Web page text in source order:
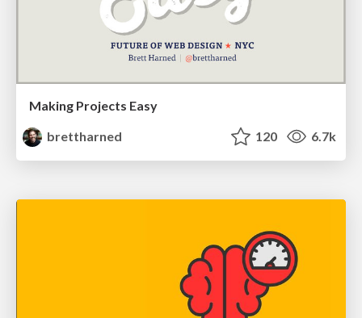
Making Projects Easy
brettharned
120 6.7k